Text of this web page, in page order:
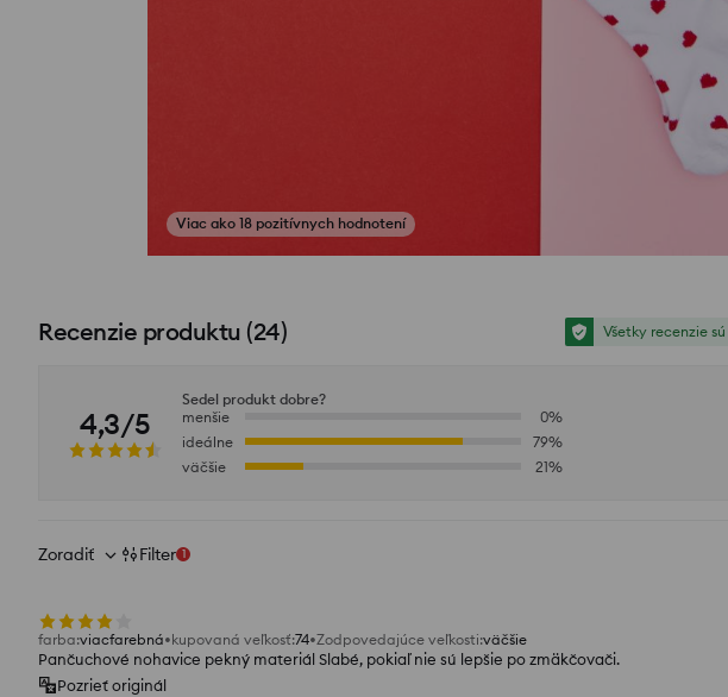
Viac ako 18 pozitívnych hodnotení
Zobraziť fotografie z recenzií
Recenzie produktu (24) Všetky recenzie
4,3/5
Sedel produkt dobre?
menšie
0%
ideálne
79%
väčšie
21%
Zoradiť Filter 1
farba:viacfarebná kupovaná veľkosť:74 Zodpovedajúce veľkosti:väčšie
Pančuchové nohavice pekný materiál Slabé, pokiaľ nie sú lepšie po zmäkčovači.
Pozrieť originál